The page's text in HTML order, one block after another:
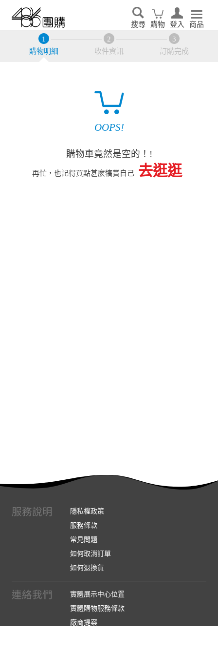
搜尋 購物 登入 商品
購物明細 收件資訊 訂購完成
OOPS!
購物車竟然是空的！!
再忙，也記得買點甚麼犒賞自己 去逛逛
服務說明
隱私權政策
服務條款
常見問題
如何取消訂單
如何退換貨
連絡我們
實體展示中心位置
實體購物服務條款
廠商提案